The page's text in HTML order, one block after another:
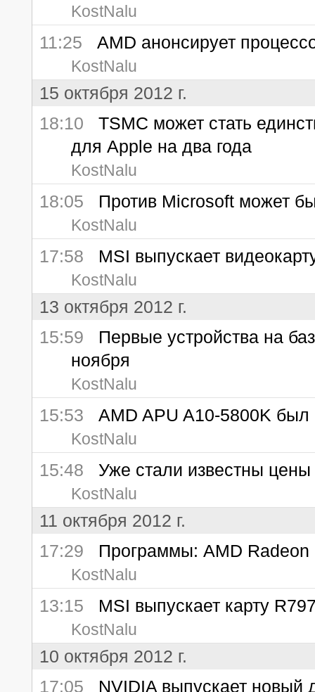
KostNalu
11:25 AMD анонсирует
KostNalu
15 октября 2012 г.
18:10 TSMC может стать
для Apple на два года
KostNalu
18:05 Против Microsoft может
KostNalu
17:58 MSI выпускает
KostNalu
13 октября 2012 г.
15:59 Первые устройства на
ноября
KostNalu
15:53 AMD APU A10-5800K был
KostNalu
15:48 Уже стали известны
KostNalu
11 октября 2012 г.
17:29 Программы: AMD
KostNalu
13:15 MSI выпускает карту
KostNalu
10 октября 2012 г.
17:05 NVIDIA выпускает новый